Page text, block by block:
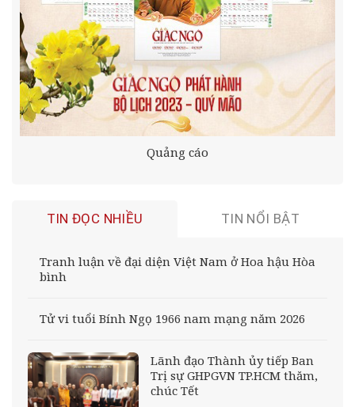
Quảng cáo
TIN ĐỌC NHIỀU TIN NỔI BẬT
Tranh luận về đại diện Việt Nam ở Hoa hậu Hòa
bình
Tử vi tuổi Bính Ngọ 1966 nam mạng năm 2026
Lãnh đạo Thành ủy tiếp Ban
Trị sự GHPGVN TP.HCM thăm,
chúc Tết